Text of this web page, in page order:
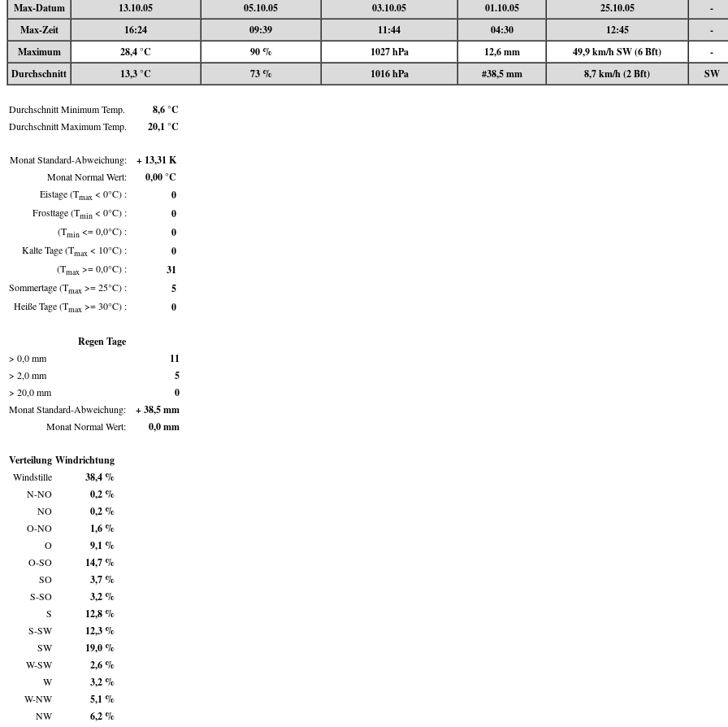
Max-Datum
13.10.05 05.10.05 03.10.05 01.10.05 25.10.05 -
Max-Zeit
16:24 09:39 11:44 04:30 12:45 -
Maximum
28,4 °C 90 % 1027 hPa 12,6 mm 49,9 km/h SW (6 Bft) -
Durchschnitt
13,3 °C 73 % 1016 hPa #38,5 mm 8,7 km/h (2 Bft) SW
Durchschnitt Minimum Temp. 8,6 °C
Durchschnitt Maximum Temp. 20,1 °C
Monat Standard-Abweichung: + 13,31 K
Monat Normal Wert: 0,00 °C
Eistage (Tmax < 0°C) : 0
Frosttage (Tmin < 0°C) : 0
(Tmin <= 0,0°C) : 0
Kalte Tage (Tmax < 10°C) : 0
(Tmax >= 0,0°C) : 31
Sommertage (Tmax >= 25°C) : 5
Heiße Tage (Tmax >= 30°C) : 0
Regen Tage
> 0,0 mm 11
> 2,0 mm 5
> 20,0 mm 0
Monat Standard-Abweichung: + 38,5 mm
Monat Normal Wert: 0,0 mm
Verteilung Windrichtung
Windstille 38,4 %
N-NO 0,2 %
NO 0,2 %
O-NO 1,6 %
O 9,1 %
O-SO 14,7 %
SO 3,7 %
S-SO 3,2 %
S 12,8 %
S-SW 12,3 %
SW 19,0 %
W-SW 2,6 %
W 3,2 %
W-NW 5,1 %
NW 6,2 %